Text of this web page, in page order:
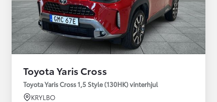
Toyota Yaris Cross
Toyota Yaris Cross 1,5 Style (130HK) vinterhjul
KRYLBO